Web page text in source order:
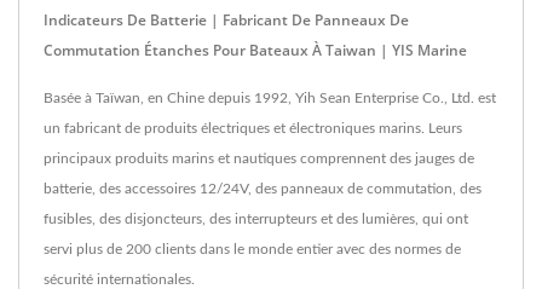
Indicateurs De Batterie | Fabricant De Panneaux De
Commutation Étanches Pour Bateaux À Taiwan | YIS Marine
Basée à Taïwan, en Chine depuis 1992, Yih Sean Enterprise Co., Ltd. est
un fabricant de produits électriques et électroniques marins. Leurs
principaux produits marins et nautiques comprennent des jauges de
batterie, des accessoires 12/24V, des panneaux de commutation, des
fusibles, des disjoncteurs, des interrupteurs et des lumières, qui ont
servi plus de 200 clients dans le monde entier avec des normes de
sécurité internationales.